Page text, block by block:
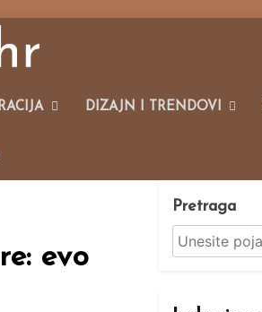
DIZAJN I TRENDOVI
evo
Pretraga